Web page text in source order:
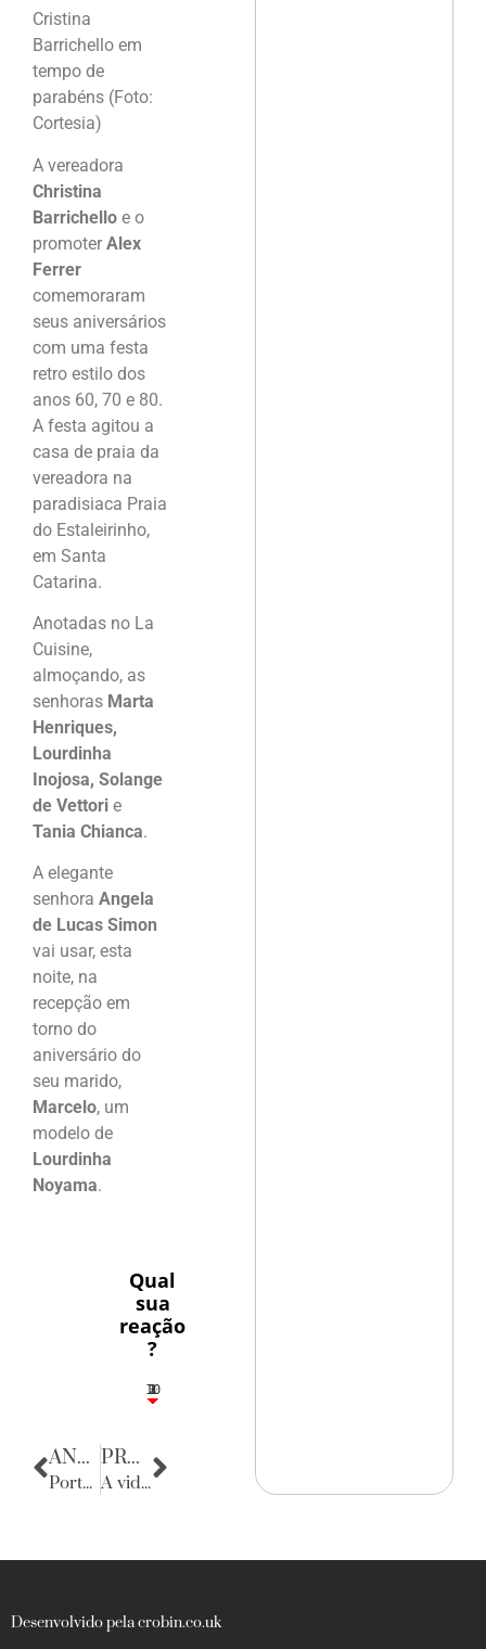
Cristina
Barrichello em
tempo de
parabéns (Foto:
Cortesia)
A vereadora
Christina
Barrichello e o
promoter Alex
Ferrer
comemoraram
seus aniversários
com uma festa
retro estilo dos
anos 60, 70 e 80.
A festa agitou a
casa de praia da
vereadora na
paradisiaca Praia
do Estaleirinho,
em Santa
Catarina.
Anotadas no La
Cuisine,
almoçando, as
senhoras Marta
Henriques,
Lourdinha
Inojosa, Solange
de Vettori e
Tania Chianca.
A elegante
senhora Angela
de Lucas Simon
vai usar, esta
noite, na
recepção em
torno do
aniversário do
seu marido,
Marcelo, um
modelo de
Lourdinha
Noyama.
Qual
sua
reação
?
3
1
1
2
10
ANTERIOR
Porta Retratos
PRÓXIMA
A vida na Sociedade
Desenvolvido pela crobin.co.uk